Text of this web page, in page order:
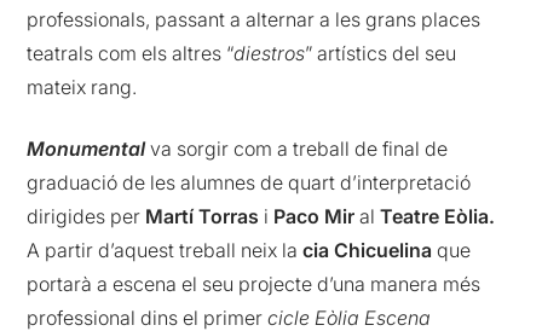
professionals, passant a alternar a les grans places
teatrals com els altres “diestros” artístics del seu
mateix rang.
Monumentalva sorgir com a treball de final de
graduació de les alumnes de quart d’interpretació
dirigides per Martí Torras i Paco Mir alTeatre Eòlia.
A partir d’aquest treball neix lacia Chicuelinaque
portarà a escena el seu projecte d’una manera més
professional dins el primercicle Eòlia Escena